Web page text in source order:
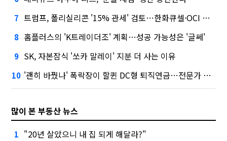
7 트럼프, 폴리실리콘 '15% 관세' 검토…한화큐셀·OCI 영향은?
8 홈플러스의 'K트레이더조' 계획…성공 가능성은 '글쎄'
9 SK, 자본잠식 '쏘카 말레이' 지분 더 사는 이유
10 '괜히 바꿨나' 폭락장이 할퀸 DC형 퇴직연금…전문가 조언은
많이 본 부동산 뉴스
1 "20년 살았으니 내 집 되게 해달라?"